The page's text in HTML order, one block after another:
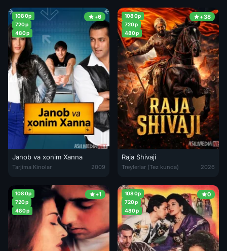
+6
1080p
720p
480p
Janob va xonim Xanna
Janob va xonim Xanna / Xotinimning xiyonati 3 2009 Hind kino
Tarjima Kinolar 2009
+38
1080p
720p
480p
Raja Shivaji
Raja Shivaji / Radja Shivadji
Treylerlar (Tez kunda) 2026
+1
1080p
720p
480p
0
1080p
720p
480p